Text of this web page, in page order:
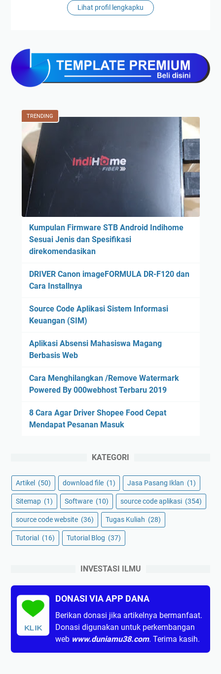
Lihat profil lengkapku
TRENDING
Kumpulan Firmware STB Android Indihome
Sesuai Jenis dan Spesifikasi
direkomendasikan
DRIVER Canon imageFORMULA DR-F120 dan
Cara Installnya
Source Code Aplikasi Sistem Informasi
Keuangan (SIM)
Aplikasi Absensi Mahasiswa Magang
Berbasis Web
Cara Menghilangkan /Remove Watermark
Powered By 000webhost Terbaru 2019
8 Cara Agar Driver Shopee Food Cepat
Mendapat Pesanan Masuk
KATEGORI
Artikel (50) download file (1) Jasa Pasang Iklan (1)
Sitemap (1) Software (10) source code aplikasi (354)
source code website (36) Tugas Kuliah (28)
Tutorial (16) Tutorial Blog (37)
INVESTASI ILMU
KLIK
DONASI VIA APP DANA
Berikan donasi jika artikelnya bermanfaat.
Donasi digunakan untuk perkembangan
web www.duniamu38.com. Terima kasih.